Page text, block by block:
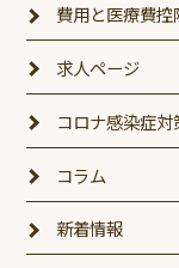
費用と医療費控
求人ページ
コロナ感染症
コラム
新着情報